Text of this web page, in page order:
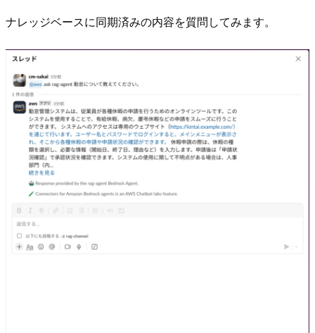
ナレッジベースに同期済みの内容を質問してみます。